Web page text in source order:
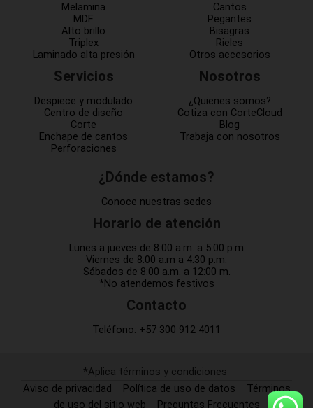
Melamina
MDF
Alto brillo
Triplex
Laminado alta presión
Servicios
Despiece y modulado
Centro de diseño
Corte
Enchape de cantos
Perforaciones
Cantos
Pegantes
Bisagras
Rieles
Otros accesorios
Nosotros
¿Quienes somos?
Cotiza con CorteCloud
Blog
Trabaja con nosotros
¿Dónde estamos?
Conoce nuestras sedes
Horario de atención
Lunes a jueves de 8:00 a.m. a 5:00 p.m
Viernes de 8:00 a.m a 4:30 p.m.
Sábados de 8:00 a.m. a 12:00 m.
*No atendemos festivos
Contacto
Teléfono: +57 300 912 4011
*Aplica términos y condiciones
Aviso de privacidad
Política de uso de datos Términos
de uso del sitio web Preguntas Frecuentes